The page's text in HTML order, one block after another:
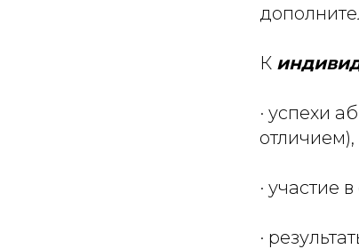
К
· успехи
отличием),
· участие
·